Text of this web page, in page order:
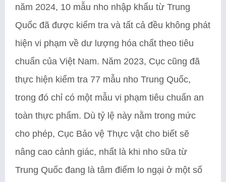
năm 2024, 10 mẫu nho nhập khẩu từ Trung
Quốc đã được kiểm tra và tất cả đều không phát
hiện vi phạm về dư lượng hóa chất theo tiêu
chuẩn của Việt Nam. Năm 2023, Cục cũng đã
thực hiện kiểm tra 77 mẫu nho Trung Quốc,
trong đó chỉ có một mẫu vi phạm tiêu chuẩn an
toàn thực phẩm. Dù tỷ lệ này nằm trong mức
cho phép, Cục Bảo vệ Thực vật cho biết sẽ
nâng cao cảnh giác, nhất là khi nho sữa từ
Trung Quốc đang là tâm điểm lo ngại ở một số